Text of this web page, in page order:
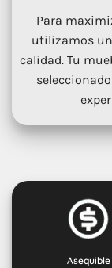
Para
utilizamos
calidad. Tu
Asequible